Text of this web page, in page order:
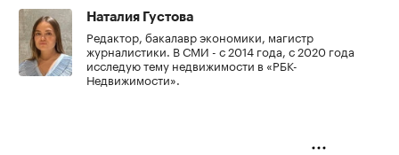
Наталия Густова
Редактор, бакалавр экономики, магистр
журналистики. В СМИ - с 2014 года, с 2020 года
исследую тему недвижимости в «РБК-
Недвижимости».